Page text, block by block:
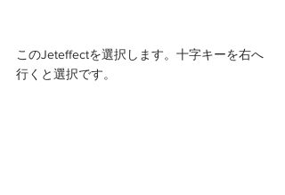
このJeteffectを選択します。十字キーを右へ
行くと選択です。